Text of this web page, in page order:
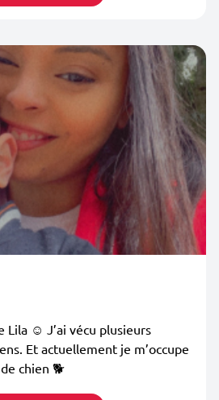
Lila ☺️ J’ai vécu plusieurs
Et actuellement je m’occupe
chien 🐕